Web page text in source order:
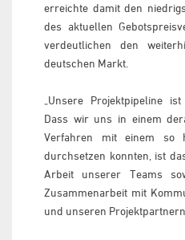
erreichte damit den
des aktuellen
verdeutlichen den
deutschen Markt.
„Unsere Projektpipeline
Dass wir uns in einem
Verfahren mit einem so
durchsetzen konnten, ist
Arbeit unserer Teams
Zusammenarbeit mit
und unseren